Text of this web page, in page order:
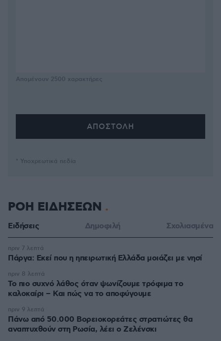
Απομένουν 2500 χαρακτήρες
* Υποχρεωτικά πεδία
ΡΟΗ ΕΙΔΗΣΕΩΝ
Ειδήσεις Δημοφιλή Σχολιασμένα
Πάργα: Εκεί που η ηπειρωτική Ελλάδα μοιάζει με νησί
πριν 7 λεπτά
Το πιο συχνό λάθος όταν ψωνίζουμε τρόφιμα το
καλοκαίρι – Και πώς να το αποφύγουμε
πριν 8 λεπτά
Πάνω από 50.000 Βορειοκορεάτες στρατιώτες θα
αναπτυχθούν στη Ρωσία, λέει ο Ζελένσκι
πριν 9 λεπτά